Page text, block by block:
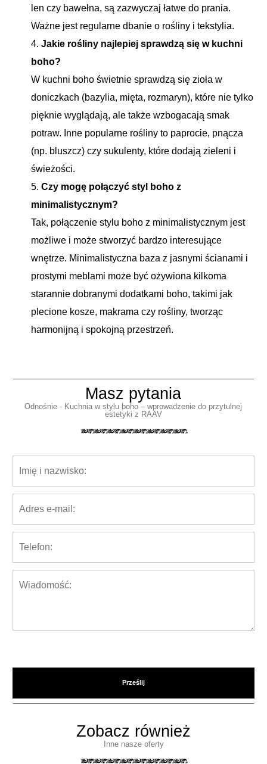
len czy bawełna, są zazwyczaj łatwe do prania.
Ważne jest regularne dbanie o rośliny i tekstylia.
Jakie rośliny najlepiej sprawdzą się w kuchni
boho?
W kuchni boho świetnie sprawdzą się zioła w
doniczkach (bazylia, mięta, rozmaryn), które nie tylko
pięknie wyglądają, ale także wzbogacają smak
potraw. Inne popularne rośliny to paprocie, pnącza
(np. bluszcz) czy sukulenty, które dodają zieleni i
świeżości.
Czy mogę połączyć styl boho z
minimalistycznym?
Tak, połączenie stylu boho z minimalistycznym jest
możliwe i może stworzyć bardzo interesujące
wnętrze. Minimalistyczna baza z jasnymi ścianami i
prostymi meblami może być ożywiona kilkoma
starannie dobranymi dodatkami boho, takimi jak
plecione kosze, makrama czy rośliny, tworząc
harmonijną i spokojną przestrzeń.
Masz pytania
Odnośnie - Kuchnia w stylu boho – wprowadzenie do przytulnej
estetyki z RAAV
Zobacz również
Inne nasze oferty